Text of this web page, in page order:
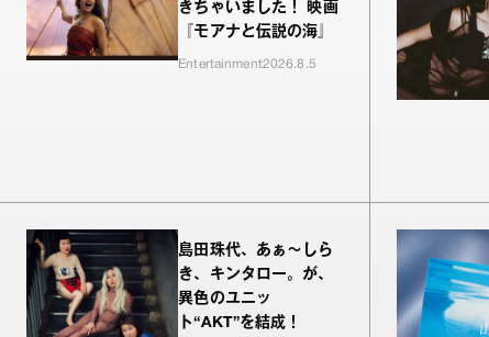
きちゃいました！ 映画
『モアナと伝説の海』
Entertainment2026.8.5
島田珠代、あぁ〜しら
き、キンタロー。が、
異色のユニッ
ト“AKT”を結成！